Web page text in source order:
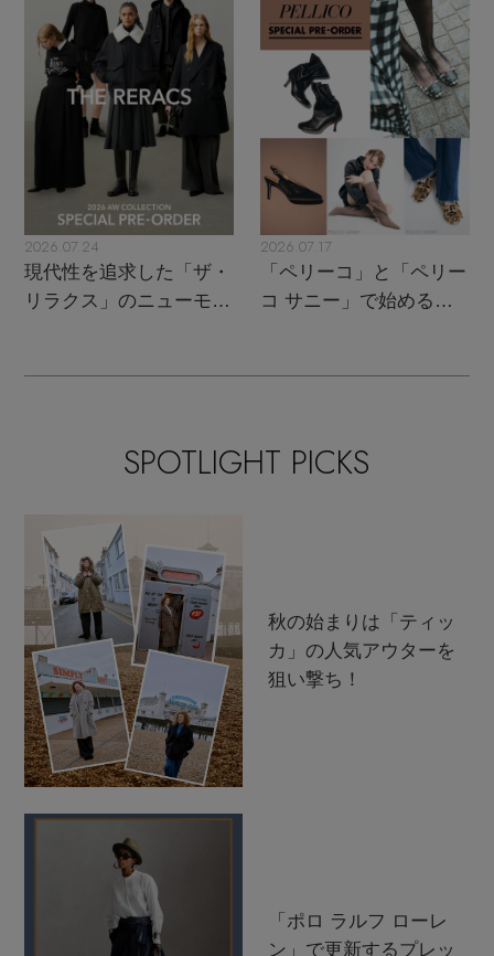
2026.07.24
現代性を追求した「ザ・
リラクス」のニューモダ
2026.07.17
「ペリーコ」と「ペリー
コ サニー」で始める秋
SPOTLIGHT PICKS
秋の始まりは「ティッ
カ」の人気アウターを
狙い撃ち！
「ポロ ラルフ ローレ
ン」で更新するプレッ